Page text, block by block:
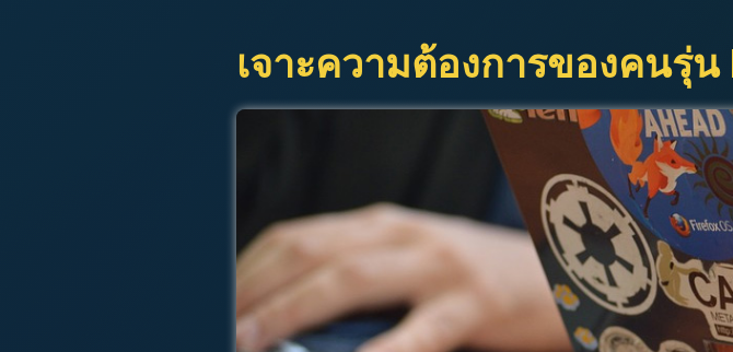
เจาะความต้องการของคนรุ่